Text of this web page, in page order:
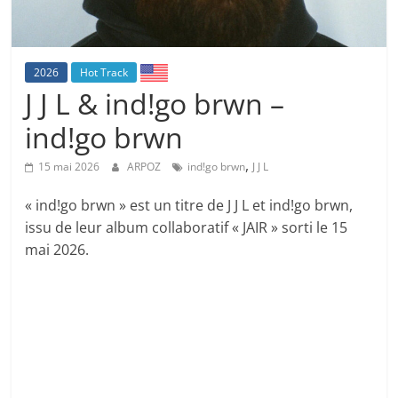
2026 Hot Track
J J L & ind!go brwn –
ind!go brwn
15 mai 2026 ARPOZ ind!go brwn, J J L
« ind!go brwn » est un titre de J J L et ind!go brwn,
issu de leur album collaboratif « JAIR » sorti le 15
mai 2026.